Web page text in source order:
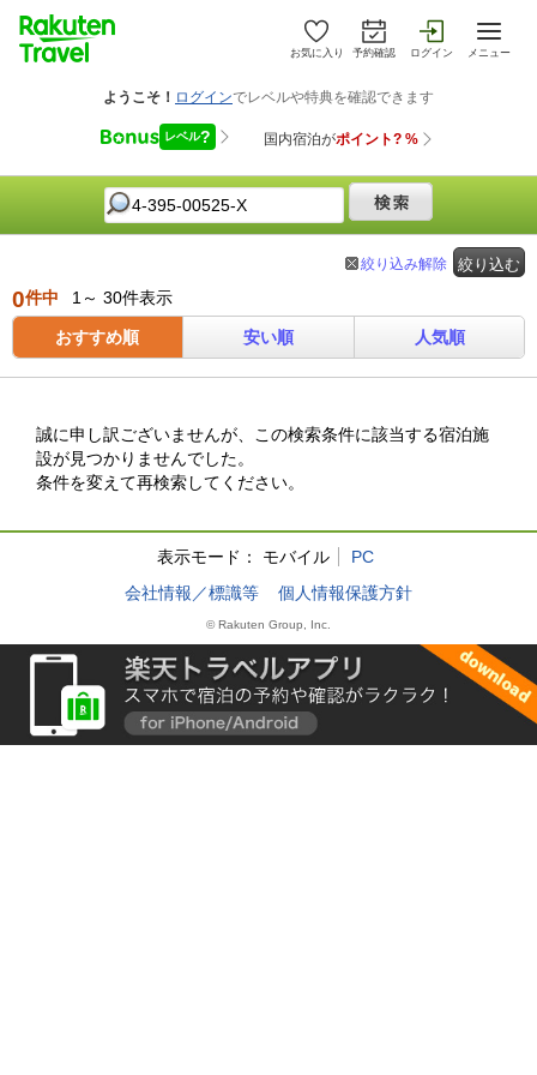
お気に入り 予約確認 ログイン メニュー
絞り込む
絞り込み解除
0件中 1～ 30件表示
おすすめ順 安い順 人気順
誠に申し訳ございませんが、この検索条件に該当する宿泊施
設が見つかりませんでした。
条件を変えて再検索してください。
表示モード： モバイル
PC
会社情報／標識等
個人情報保護方針
© Rakuten Group, Inc.